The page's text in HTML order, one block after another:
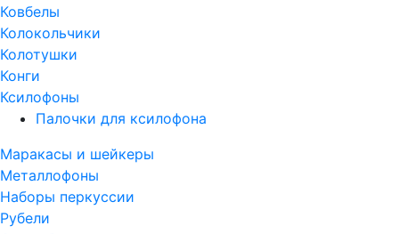
Ковбелы
Колокольчики
Колотушки
Конги
Ксилофоны
Палочки для ксилофона
Маракасы и шейкеры
Металлофоны
Наборы перкуссии
Рубели